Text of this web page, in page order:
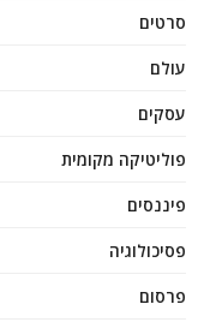
סרטים
עולם
עסקים
פוליטיקה מקומית
פיננסים
פסיכולוגיה
פרסום